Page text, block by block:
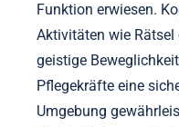
Funktion erwiesen.
Aktivitäten wie Rätsel
geistige
Pflegekräfte eine
Umgebung